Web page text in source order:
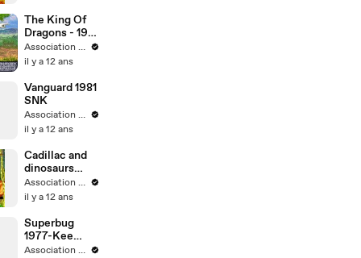
The King Of
Dragons - 1991
Capcom
Association MO5.COM
il y a 12 ans
Vanguard 1981
SNK
Association MO5.COM
il y a 12 ans
Cadillac and
dinosaurs
1993-
Capcom
Association MO5.COM
il y a 12 ans
Superbug
1977-Kee
Games-Atari
Association MO5.COM